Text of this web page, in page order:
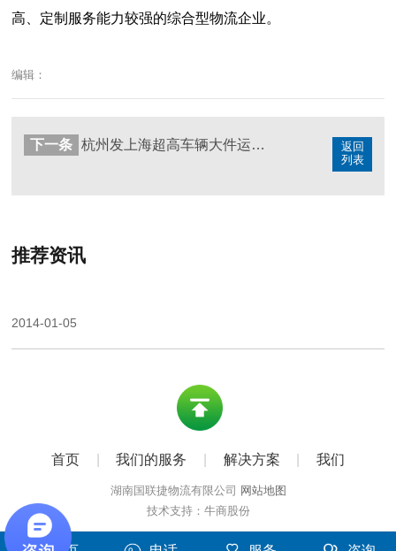
高、定制服务能力较强的综合型物流企业。
编辑：
返回
列表
下一条 杭州发上海超高车辆大件运输 货友汇大件运输公司12小时安全送达
推荐资讯
2014-01-05
首页 | 我们的服务 | 解决方案 | 我们
湖南国联捷物流有限公司 网站地图
技术支持：牛商股份